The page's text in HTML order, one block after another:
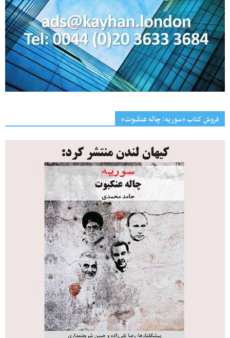
فروش کتاب «سوریه: چاله عنکبوت»